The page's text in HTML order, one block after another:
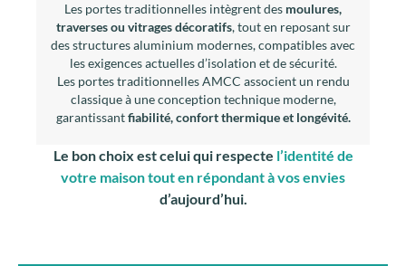
Les portes traditionnelles intègrent des moulures,
traverses ou vitrages décoratifs, tout en reposant sur
des structures aluminium modernes, compatibles avec
les exigences actuelles d’isolation et de sécurité.
Les portes traditionnelles AMCC associent un rendu
classique à une conception technique moderne,
garantissantfiabilité, confort thermique et longévité.
Le bon choix est celui qui respecte l’identité de
votre maison tout en répondant à vos envies
d’aujourd’hui.